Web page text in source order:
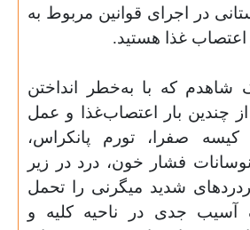
در اجرای قوانین مربوط به
غذا هستید.
که با به‌خطر انداختن
بار اعتصاب‌غذا و عمل
صفرا، تورم پانکراس،
فشار خون، درد در زیر
شدید میگرنی را تحمل
جدی در ناحیه کلیه و